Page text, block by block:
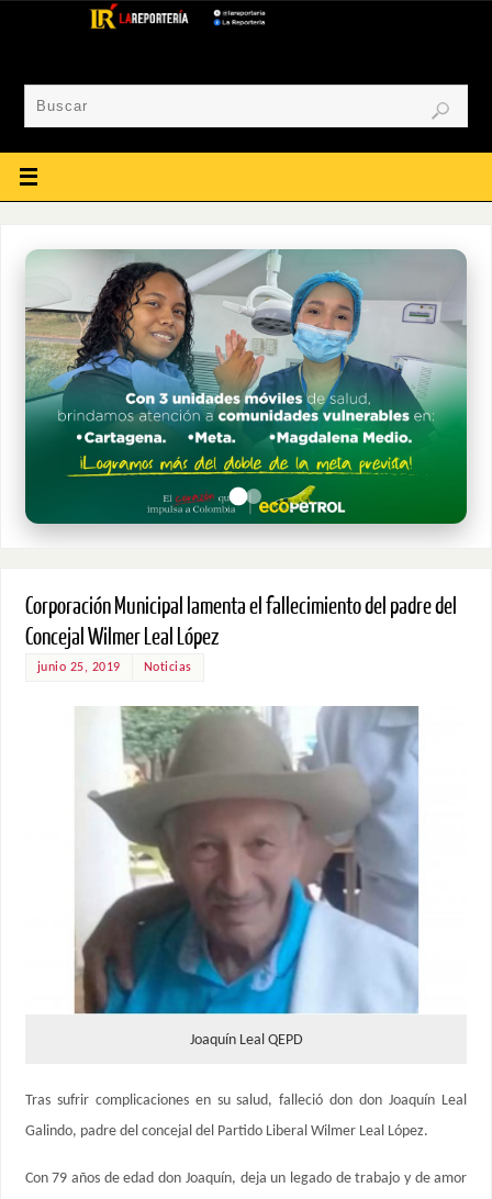
Corporación Municipal lamenta el fallecimiento del padre del
Concejal Wilmer Leal López
junio 25, 2019 Noticias
Joaquín Leal QEPD
Tras sufrir complicaciones en su salud, falleció don don Joaquín Leal
Galindo, padre del concejal del Partido Liberal Wilmer Leal López.
Con 79 años de edad don Joaquín, deja un legado de trabajo y de amor